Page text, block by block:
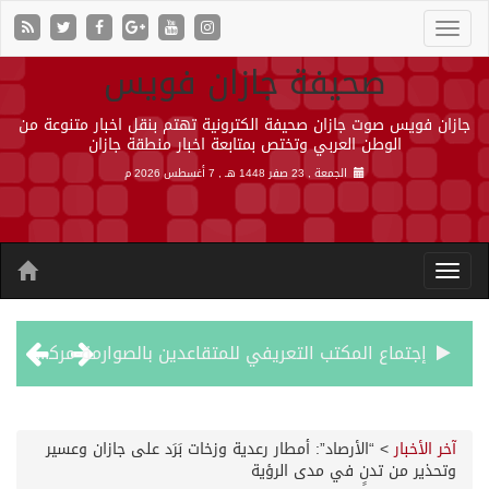
صحيفة جازان فويس
جازان فويس صوت جازان صحيفة الكترونية تهتم بنقل اخبار متنوعة من
الوطن العربي وتختص بمتابعة اخبار منطقة جازان
الجمعة , 23 صفر 1448 هـ , 7 أغسطس 2026 م
إجتماع المكتب التعريفي للمتقاعدين بالصوارمة-مركز الحكامية
آخر الأخبار> “الأرصاد”: أمطار رعدية وزخات بَرَد على جازان وعسير
وتحذير من تدنٍ في مدى الرؤية